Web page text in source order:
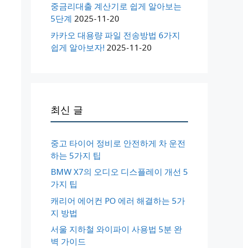
중금리대출 계산기로 쉽게 알아보는
5단계 2025-11-20
카카오 대용량 파일 전송방법 6가지
쉽게 알아보자! 2025-11-20
최신 글
중고 타이어 정비로 안전하게 차 운전
하는 5가지 팁
BMW X7의 오디오 디스플레이 개선 5
가지 팁
캐리어 에어컨 PO 에러 해결하는 5가
지 방법
서울 지하철 와이파이 사용법 5분 완
벽 가이드